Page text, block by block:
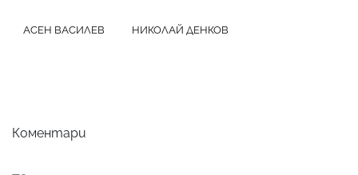
АСЕН ВАСИЛЕВ НИКОЛАЙ ДЕНКОВ
Коментари